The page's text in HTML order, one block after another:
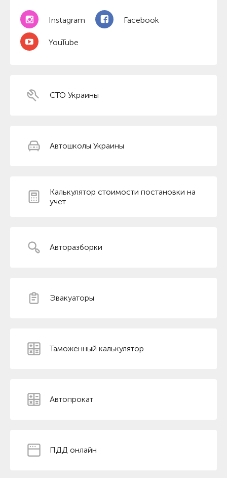
Instagram Facebook
YouTube
СТО Украины
Автошколы Украины
Калькулятор стоимости постановки на
учет
Авторазборки
Эвакуаторы
Таможенный калькулятор
Автопрокат
ПДД онлайн